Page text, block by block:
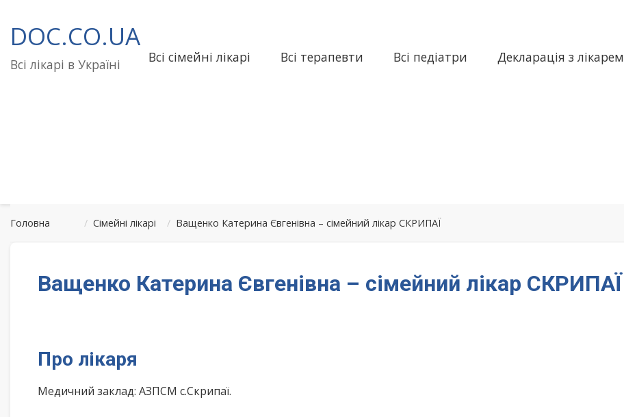
до
вмісту
DOC.CO.UA
Всі лікарі в Україні Всі сімейні лікарі Всі терапевти Всі педіатри Декларація з лікарем
Головна / Сімейні лікарі / Ващенко Катерина Євгенівна – сімейний лікар СКРИПАЇ
Ващенко Катерина Євгенівна – сімейний лікар СКРИПАЇ
Про лікаря
Медичний заклад: АЗПСМ с.Скрипаї.